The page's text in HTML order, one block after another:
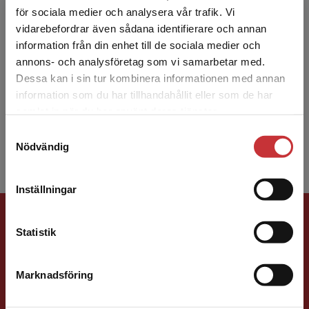
för sociala medier och analysera vår trafik. Vi
vidarebefordrar även sådana identifierare och annan
information från din enhet till de sociala medier och
annons- och analysföretag som vi samarbetar med.
Dessa kan i sin tur kombinera informationen med annan
information som du har tillhandahållit eller som de har
Nödvändig
Inställningar
Statistik
Marknadsföring
Begränsad fraktregion
Det verkar som att du besöker
studentlitteratur.se via en enhet utanför Sverige.
Vi erbjuder inte leveranser utanför Sverige. För
att kunna slutföra ett köp måste
Eva Hedencrona
Eva Hedencrona är känd bl.a. för läromedlen
Progress Gold, Magic! samt Kontext och har